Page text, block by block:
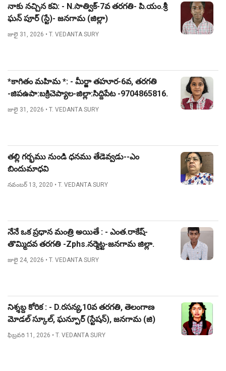
నాకు నచ్చిన కవి: - N.సాత్విక్-7వ తరగతి- పి.యం.శ్రీ
ఘన్ పూర్ (స్టే)- జనగామ (జిల్లా)
జులై 31, 2026 • T. VEDANTA SURY
*కాగితం మహిమ *: - మీర్జా తహూర-6వ, తరగతి
-జిపఉపా:బక్రిచెప్యాల-జిల్లా:సిద్దిపేట -9704865816.
జులై 31, 2026 • T. VEDANTA SURY
తల్లి గర్భము నుండి ధనము తేడెవ్వడు--ఎం
బిందుమాధవి
నవంబర్ 13, 2020 • T. VEDANTA SURY
నేనే ఒక ప్రధాన మంత్రి అయితే : - ఎంత.రాకేష్-
తొమ్మిదవ తరగతి -Zphs.నర్మెట్ట-జనగామ జిల్లా.
జులై 24, 2026 • T. VEDANTA SURY
నిశ్శబ్ద కోరిక : - D.రసన్య,10వ తరగతి, తెలంగాణ
మోడల్ స్కూల్, ఘన్పూర్ (స్టేషన్), జనగామ (జి)
ఫిబ్రవరి 11, 2026 • T. VEDANTA SURY